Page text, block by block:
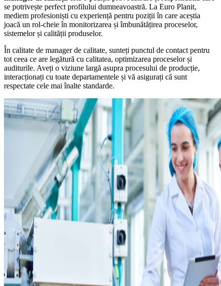
se potrivește perfect profilului dumneavoastră. La Euro Planit,
mediem profesioniști cu experiență pentru poziții în care aceștia
joacă un rol-cheie în monitorizarea și îmbunătățirea proceselor,
sistemelor și calității produselor.
În calitate de manager de calitate, sunteți punctul de contact pentru
tot ceea ce are legătură cu calitatea, optimizarea proceselor și
auditurile. Aveți o viziune largă asupra procesului de producție,
interacționați cu toate departamentele și vă asigurați că sunt
respectate cele mai înalte standarde.